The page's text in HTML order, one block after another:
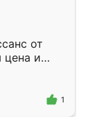
от
и
1